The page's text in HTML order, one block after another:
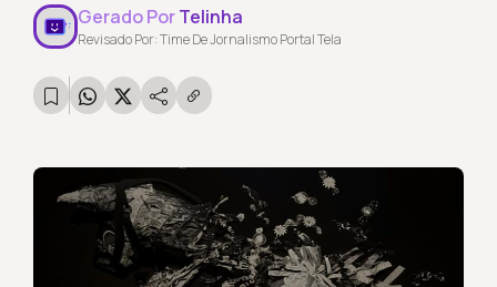
Gerado PorTelinha
Revisado Por: Time De Jornalismo Portal Tela